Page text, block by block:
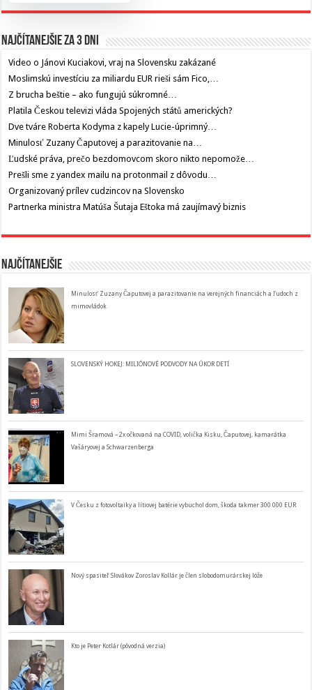
Najčítanejšie za 3 dni
Video o Jánovi Kuciakovi, vraj na Slovensku zakázané
Moslimskú investíciu za miliardu EUR rieši sám Fico,…
Z brucha beštie – ako fungujú súkromné…
Platila Českou televizi vláda Spojených států amerických?
Dve tváre Roberta Kodyma z kapely Lucie-úprimný…
Minulosť Zuzany Čaputovej a parazitovanie na…
Ľudské práva, prečo bezdomovcom skoro nikto nepomože…
Prešli sme z yandex mailu na protonmail z dôvodu…
Organizovaný prílev cudzincov na Slovensko
Partnerka ministra Matúša Šutaja Eštoka má zaujímavý biznis
Najčítanejšie
Minulosť Zuzany Čaputovej a parazitovanie na verejných financiách a ľudoch z
mimovládok
SLOVENSKÝ HOKEJ: MILIÓNOVÉ PODVODY NA ÚKOR DETÍ
Mimi Šramová – 2x očkovaná na COVID, volička Kisku, Čaputovej, kamarátka
Vašáryovej a Schwarzenberga
V Česku z fotovoltaiky a lítiovej batérie vybuchol dom, škoda takmer 300 000 EUR
Nový spasiteľ Slovákov Zoroslav Kollár je člen slobodomurárskej lóže
Kto je Peter Kotlár (pôvodná verzia)